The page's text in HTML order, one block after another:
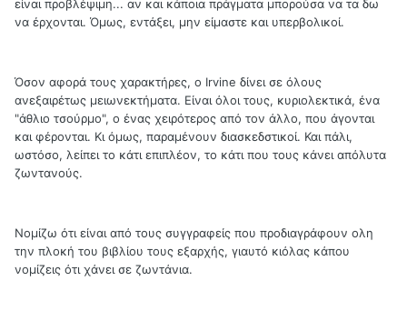
είναι προβλέψιμη... αν και κάποια πράγματα μπορούσα να τα δω
να έρχονται. Όμως, εντάξει, μην είμαστε και υπερβολικοί.
Όσον αφορά τους χαρακτήρες, ο Irvine δίνει σε όλους
ανεξαιρέτως μειωνεκτήματα. Είναι όλοι τους, κυριολεκτικά, ένα
"άθλιο τσούρμο", ο ένας χειρότερος από τον άλλο, που άγονται
και φέρονται. Κι όμως, παραμένουν διασκεδστικοί. Και πάλι,
ωστόσο, λείπει το κάτι επιπλέον, το κάτι που τους κάνει απόλυτα
ζωντανούς.
Νομίζω ότι είναι από τους συγγραφείς που προδιαγράφουν ολη
την πλοκή του βιβλίου τους εξαρχής, γιαυτό κιόλας κάπου
νομίζεις ότι χάνει σε ζωντάνια.